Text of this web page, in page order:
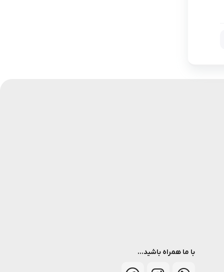
با ما همراه باشید...